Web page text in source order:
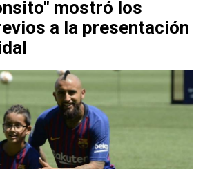
mostró los
a la presentación